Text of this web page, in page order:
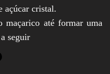
açúcar cristal.
maçarico até formar uma
seguir